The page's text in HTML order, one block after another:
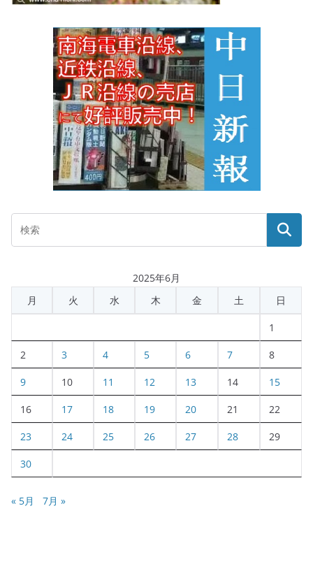
2025年6月
月
火 水 木 金 土 日
1
2 3 4 5 6 7 8
9 10 11 12 13 14 15
16 17 18 19 20 21 22
23 24 25 26 27 28 29
30
« 5月 7月 »